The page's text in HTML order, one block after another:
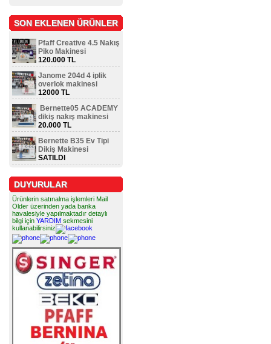
SON EKLENEN ÜRÜNLER
Pfaff Creative 4.5 Nakış
Piko Makinesi
120.000 TL
Janome 204d 4 iplik
overlok makinesi
12000 TL
Bernette05 ACADEMY
dikiş nakış makinesi
20.000 TL
Bernette B35 Ev Tipi
Dikiş Makinesi
SATILDI
DUYURULAR
Ürünlerin satınalma işlemleri Mail
Older üzerinden yada banka
havalesiyle yapılmaktadır detaylı
bilgi için YARDIM sekmesini
kullanabilirsiniz